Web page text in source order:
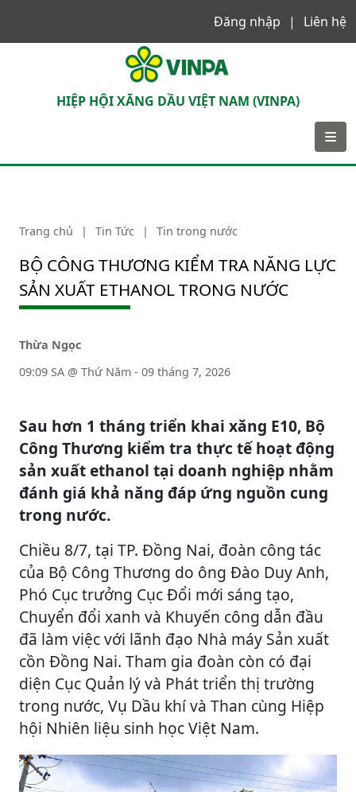
Đăng nhập
Liên hệ
HIỆP HỘI XĂNG DẦU VIỆT NAM (VINPA)
Trang chủ | Tin Tức | Tin trong nước
BỘ CÔNG THƯƠNG KIỂM TRA NĂNG LỰC
SẢN XUẤT ETHANOL TRONG NƯỚC
Thừa Ngọc
09:09 SA @ Thứ Năm - 09 tháng 7, 2026
Sau hơn 1 tháng triển khai xăng E10, Bộ
Công Thương kiểm tra thực tế hoạt động
sản xuất ethanol tại doanh nghiệp nhằm
đánh giá khả năng đáp ứng nguồn cung
trong nước.
Chiều 8/7, tại TP. Đồng Nai, đoàn công tác
của Bộ Công Thương do ông Đào Duy Anh,
Phó Cục trưởng Cục Đổi mới sáng tạo,
Chuyển đổi xanh và Khuyến công dẫn đầu
đã làm việc với lãnh đạo Nhà máy Sản xuất
cồn Đồng Nai. Tham gia đoàn còn có đại
diện Cục Quản lý và Phát triển thị trường
trong nước, Vụ Dầu khí và Than cùng Hiệp
hội Nhiên liệu sinh học Việt Nam.